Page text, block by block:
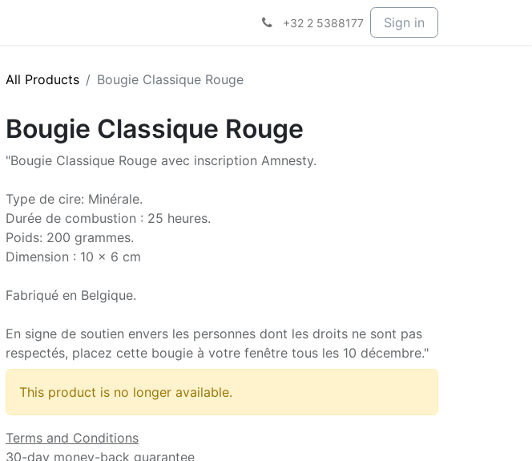
+32 2 5388177 Sign in
All Products Bougie Classique Rouge
Bougie Classique Rouge
"Bougie Classique Rouge avec inscription Amnesty.
Type de cire: Minérale.
Durée de combustion : 25 heures.
Poids: 200 grammes.
Dimension : 10 x 6 cm
Fabriqué en Belgique.
En signe de soutien envers les personnes dont les droits ne sont pas
respectés, placez cette bougie à votre fenêtre tous les 10 décembre."
This product is no longer available.
Terms and Conditions
30-day money-back guarantee